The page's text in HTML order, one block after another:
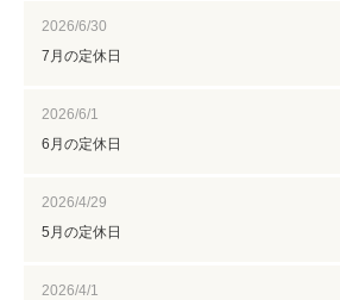
2026/6/30
7月の定休日
2026/6/1
6月の定休日
2026/4/29
5月の定休日
2026/4/1